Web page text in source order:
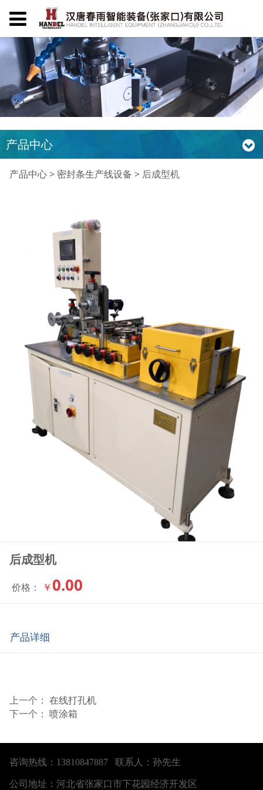
产品中心
后成型机
产品中心> 密封条生产线设备 > 后成型机
后成型机
价格： ￥ 0.00
产品详细
上一个： 在线打孔机
下一个： 喷涂箱
咨询热线：13810847887 联系人：孙先生
公司地址：河北省张家口市下花园经济开发区